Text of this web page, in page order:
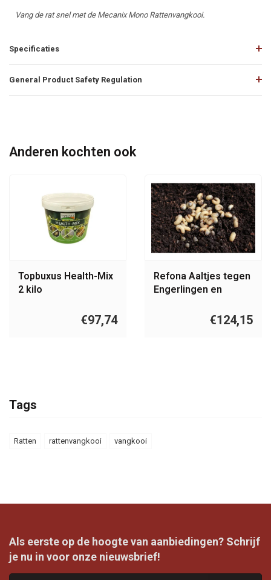
Vang de rat snel met de Mecanix Mono Rattenvangkooi.
Specificaties
General Product Safety Regulation
Anderen kochten ook
Topbuxus Health-Mix
2 kilo
€97,74
Refona Aaltjes tegen
Engerlingen en
€124,15
Tags
Ratten rattenvangkooi vangkooi
Als eerste op de hoogte van aanbiedingen? Schrijf
je nu in voor onze nieuwsbrief!